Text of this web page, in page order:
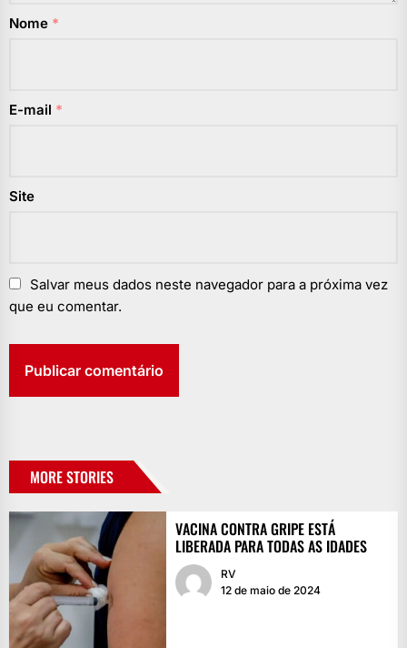
Nome *
E-mail *
Site
Salvar meus dados neste navegador para a próxima vez
que eu comentar.
MORE STORIES
VACINA CONTRA GRIPE ESTÁ
LIBERADA PARA TODAS AS IDADES
RV
12 de maio de 2024